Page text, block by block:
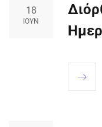
18
ΙΟΎΝ